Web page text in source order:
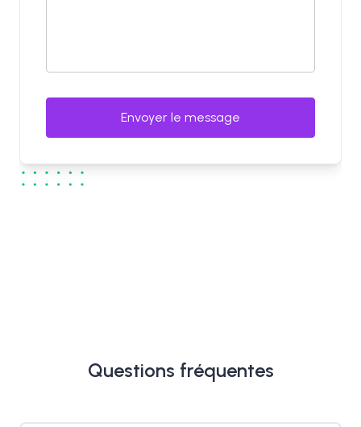
Envoyer le message
Questions fréquentes